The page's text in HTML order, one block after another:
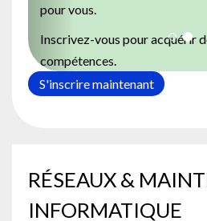
pour vous.
Inscrivez-vous pour acquérir
compétences.
S'inscrire maintenant
RÉSEAUX &
INFORMATIQUE